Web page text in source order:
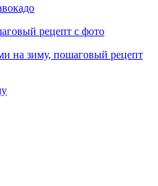
рецепт с фото
на зиму, пошаговый рецепт